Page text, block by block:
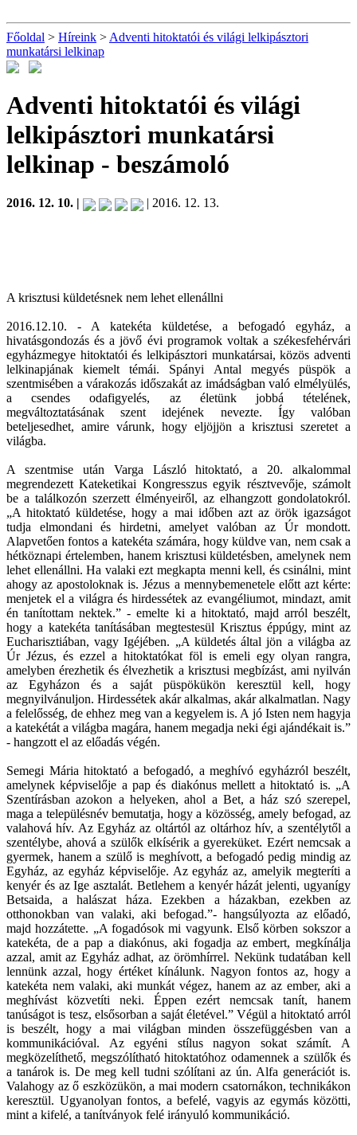
Főoldal > Híreink > Adventi hitoktatói és világi lelkipásztori
munkatársi lelkinap
Adventi hitoktatói és világi
lelkipásztori munkatársi
lelkinap - beszámoló
2016. 12. 10. | | 2016. 12. 13.
A krisztusi küldetésnek nem lehet ellenállni
2016.12.10. - A katekéta küldetése, a befogadó egyház, a
hivatásgondozás és a jövő évi programok voltak a székesfehérvári
egyházmegye hitoktatói és lelkipásztori munkatársai, közös adventi
lelkinapjának kiemelt témái. Spányi Antal megyés püspök a
szentmisében a várakozás időszakát az imádságban való elmélyülés,
a csendes odafigyelés, az életünk jobbá tételének,
megváltoztatásának szent idejének nevezte. Így valóban
beteljesedhet, amire várunk, hogy eljöjjön a krisztusi szeretet a
világba.
A szentmise után Varga László hitoktató, a 20. alkalommal
megrendezett Kateketikai Kongresszus egyik résztvevője, számolt
be a találkozón szerzett élményeiről, az elhangzott gondolatokról.
„A hitoktató küldetése, hogy a mai időben azt az örök igazságot
tudja elmondani és hirdetni, amelyet valóban az Úr mondott.
Alapvetően fontos a katekéta számára, hogy küldve van, nem csak a
hétköznapi értelemben, hanem krisztusi küldetésben, amelynek nem
lehet ellenállni. Ha valaki ezt megkapta menni kell, és csinálni, mint
ahogy az apostoloknak is. Jézus a mennybemenetele előtt azt kérte:
menjetek el a világra és hirdessétek az evangéliumot, mindazt, amit
én tanítottam nektek.” - emelte ki a hitoktató, majd arról beszélt,
hogy a katekéta tanításában megtestesül Krisztus éppúgy, mint az
Eucharisztiában, vagy Igéjében. „A küldetés által jön a világba az
Úr Jézus, és ezzel a hitoktatókat föl is emeli egy olyan rangra,
amelyben érezhetik és élvezhetik a krisztusi megbízást, ami nyilván
az Egyházon és a saját püspökükön keresztül kell, hogy
megnyilvánuljon. Hirdessétek akár alkalmas, akár alkalmatlan. Nagy
a felelősség, de ehhez meg van a kegyelem is. A jó Isten nem hagyja
a katekétát a világba magára, hanem megadja neki égi ajándékait is.”
- hangzott el az előadás végén.
Semegi Mária hitoktató a befogadó, a meghívó egyházról beszélt,
amelynek képviselője a pap és diakónus mellett a hitoktató is. „A
Szentírásban azokon a helyeken, ahol a Bet, a ház szó szerepel,
maga a településnév bemutatja, hogy a közösség, amely befogad, az
valahová hív. Az Egyház az oltártól az oltárhoz hív, a szentélytől a
szentélybe, ahová a szülők elkísérik a gyereküket. Ezért nemcsak a
gyermek, hanem a szülő is meghívott, a befogadó pedig mindig az
Egyház, az egyház képviselője. Az egyház az, amelyik megteríti a
kenyér és az Ige asztalát. Betlehem a kenyér házát jelenti, ugyanígy
Betsaida, a halászat háza. Ezekben a házakban, ezekben az
otthonokban van valaki, aki befogad.”- hangsúlyozta az előadó,
majd hozzátette. „A fogadósok mi vagyunk. Első körben sokszor a
katekéta, de a pap a diakónus, aki fogadja az embert, megkínálja
azzal, amit az Egyház adhat, az örömhírrel. Nekünk tudatában kell
lennünk azzal, hogy értéket kínálunk. Nagyon fontos az, hogy a
katekéta nem valaki, aki munkát végez, hanem az az ember, aki a
meghívást közvetíti neki. Éppen ezért nemcsak tanít, hanem
tanúságot is tesz, elsősorban a saját életével.” Végül a hitoktató arról
is beszélt, hogy a mai világban minden összefüggésben van a
kommunikációval. Az egyéni stílus nagyon sokat számít. A
megközelíthető, megszólítható hitoktatóhoz odamennek a szülők és
a tanárok is. De meg kell tudni szólítani az ún. Alfa generációt is.
Valahogy az ő eszközükön, a mai modern csatornákon, technikákon
keresztül. Ugyanolyan fontos, a befelé, vagyis az egymás közötti,
mint a kifelé, a tanítványok felé irányuló kommunikáció.